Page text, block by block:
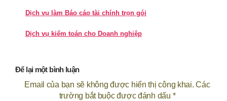
Dịch vụ làm Báo cáo tài chính trọn gói
Dịch vụ kiểm toán cho Doanh nghiệp
Để lại một bình luận
Email của bạn sẽ không được hiển thị công khai. Các
trường bắt buộc được đánh dấu *